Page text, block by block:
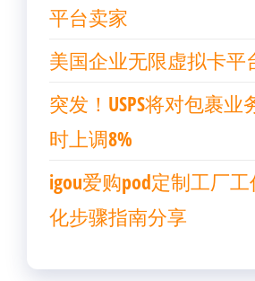
平台卖家
美国企业无限虚拟卡平
突发！USPS将对包裹业
时上调8%
igou爱购pod定制工厂
化步骤指南分享